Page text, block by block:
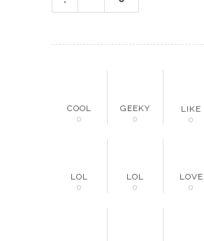
COOL
0
GEEKY
0
LIKE
0
LOL
0
LOL
0
LOVE
0